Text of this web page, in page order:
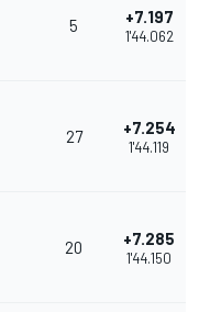
5 +7.197
1'44.062
27 +7.254
1'44.119
20 +7.285
1'44.150